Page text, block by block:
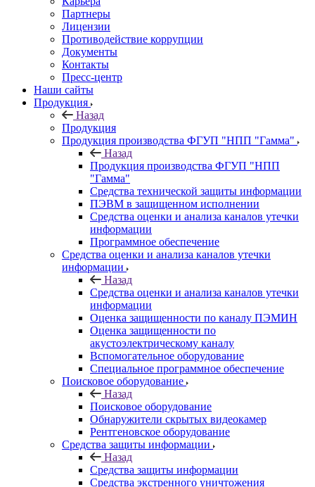
Партнеры
Лицензии
Противодействие коррупции
Документы
Контакты
Пресс-центр
Наши сайты
Продукция
Назад
Продукция
Продукция производства ФГУП "НПП "Гамма"
Назад
Продукция производства ФГУП "НПП
"Гамма"
Средства технической защиты информации
ПЭВМ в защищенном исполнении
Средства оценки и анализа каналов утечки
информации
Программное обеспечение
Средства оценки и анализа каналов утечки
информации
Назад
Средства оценки и анализа каналов утечки
информации
Оценка защищенности по каналу ПЭМИН
Оценка защищенности по
акустоэлектрическому каналу
Вспомогательное оборудование
Специальное программное обеспечение
Поисковое оборудование
Назад
Поисковое оборудование
Обнаружители скрытых видеокамер
Рентгеновское оборудование
Средства защиты информации
Назад
Средства защиты информации
Средства экстренного уничтожения